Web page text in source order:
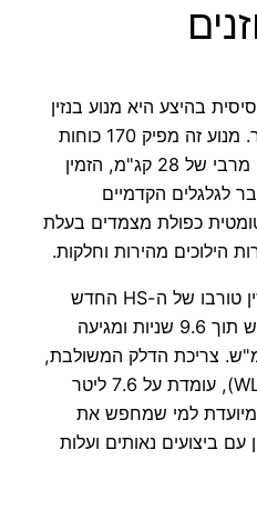
בהיצע היא מנוע בנזין
מוגדש טורבו בנפח 1.5 ליטר. מנוע זה מפיק 170 כוחות
סוס ב-5,500 סל"ד ומומנט מרבי של 28 קג"מ, הזמין
לגלגלים הקדמיים
כפולת מצמדים בעלת
בזכות שילוב זה, גרסת הבנזין טורבו של ה-HS החדש
מאיצה מעמידה ל-100 קמ"ש תוך 9.6 שניות ומגיעה
מרבית של 195 קמ"ש. צריכת הדלק המשולבת,
על פי נתוני היצרן (בתקן WLTP), עומדת על 7.6 ליטר
זו מיועדת למי שמחפש את
עם ביצועים נאותים ועלות